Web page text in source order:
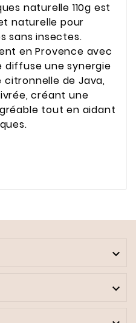
naturelle 110g est
naturelle pour
sans insectes.
en Provence avec
diffuse une synergie
citronnelle de Java,
créant une
tout en aidant

